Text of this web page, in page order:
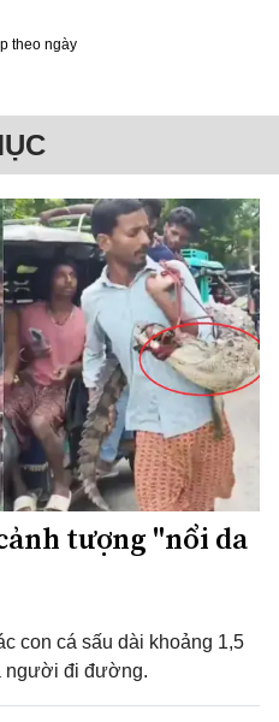
theo ngày
tượng "nổi da
con cá sấu dài khoảng 1,5
người đi đường.